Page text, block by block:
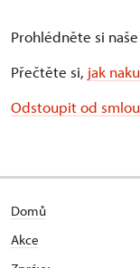
Prohlédněte si naše
Přečtěte si, jak
Odstoupit od
Domů
Akce